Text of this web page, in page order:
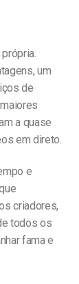
um
de
a quase
em direto.
e
criadores,
todos os
fama e